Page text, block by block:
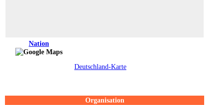
Nation
Deutschland-Karte
Organisation